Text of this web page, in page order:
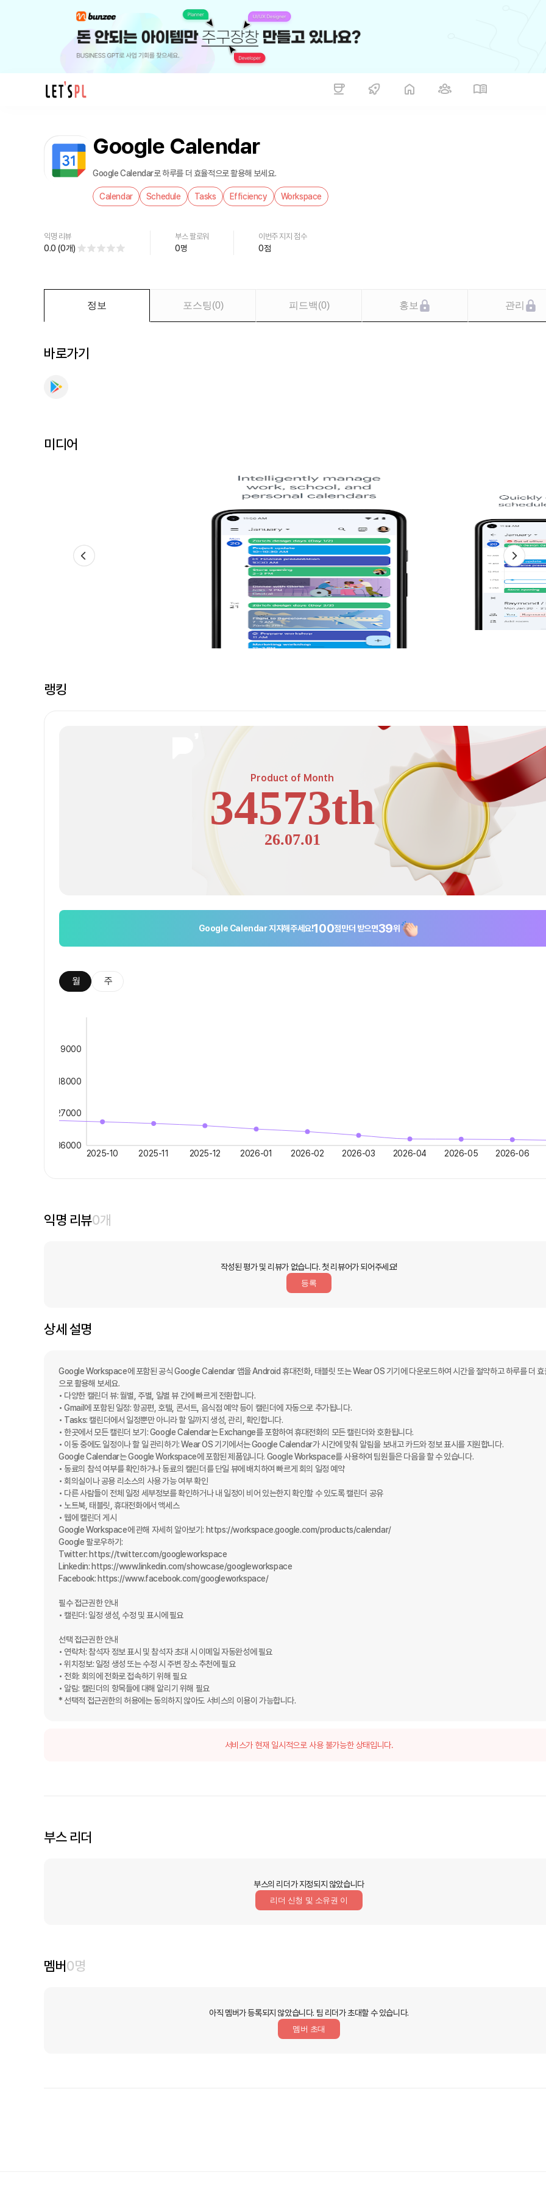
Google Calendar
Google Calendar로 하루를 더 효율적으로 활용해 보세요.
Calendar Schedule Tasks Efficiency Workspace
익명 리뷰
0.0(0개)
부스 팔로워
0명
이번주 지지 점수
0점
정보 포스팅(0) 피드백(0) 홍보 관리
바로가기
미디어
랭킹
Product of Month
34573th
26.07.01
Google Calendar지지해주세요!100점만더 받으면39위
월 주
2025-10 2025-11 2025-12 2026-01 2026-02 2026-03 2026-04 2026-05 2026-06
9000
18000
27000
36000
익명 리뷰0개
작성된 평가 및 리뷰가 없습니다. 첫 리뷰어가 되어주세요!
등록
상세 설명
Google Workspace에 포함된 공식 Google Calendar 앱을 Android 휴대전화, 태블릿 또는 Wear OS 기기에 다운로드하여 시간을 절약하고 하루를 더 효
으로 활용해 보세요.
• 다양한 캘린더 뷰: 월별, 주별, 일별 뷰 간에 빠르게 전환합니다.
• Gmail에 포함된 일정: 항공편, 호텔, 콘서트, 음식점 예약 등이 캘린더에 자동으로 추가됩니다.
• Tasks: 캘린더에서 일정뿐만 아니라 할 일까지 생성, 관리, 확인합니다.
• 한곳에서 모든 캘린더 보기: Google Calendar는 Exchange를 포함하여 휴대전화의 모든 캘린더와 호환됩니다.
• 이동 중에도 일정이나 할 일 관리하기: Wear OS 기기에서는 Google Calendar가 시간에 맞춰 알림을 보내고 카드와 정보 표시를 지원합니다.
Google Calendar는 Google Workspace에 포함된 제품입니다. Google Workspace를 사용하여 팀원들은 다음을 할 수 있습니다.
• 동료의 참석 여부를 확인하거나 동료의 캘린더를 단일 뷰에 배치하여 빠르게 회의 일정 예약
• 회의실이나 공용 리소스의 사용 가능 여부 확인
• 다른 사람들이 전체 일정 세부정보를 확인하거나 내 일정이 비어 있는한지 확인할 수 있도록 캘린더 공유
• 노트북, 태블릿, 휴대전화에서 액세스
• 웹에 캘린더 게시
Google Workspace에 관해 자세히 알아보기: https://workspace.google.com/products/calendar/
Google 팔로우하기:
Twitter: https://twitter.com/googleworkspace
Linkedin: https://www.linkedin.com/showcase/googleworkspace
Facebook: https://www.facebook.com/googleworkspace/
필수 접근권한 안내
• 캘린더: 일정 생성, 수정 및 표시에 필요
선택 접근권한 안내
• 연락처: 참석자 정보 표시 및 참석자 초대 시 이메일 자동완성에 필요
• 위치정보: 일정 생성 또는 수정 시 주변 장소 추천에 필요
• 전화: 회의에 전화로 접속하기 위해 필요
• 알림: 캘린더의 항목들에 대해 알리기 위해 필요
* 선택적 접근권한의 허용에는 동의하지 않아도 서비스의 이용이 가능합니다.
서비스가 현재 일시적으로 사용 불가능한 상태입니다.
부스 리더
부스의 리더가 지정되지 않았습니다
리더 신청 및 소유권 이
멤버0명
아직 멤버가 등록되지 않았습니다. 팀 리더가 초대할 수 있습니다.
멤버 초대